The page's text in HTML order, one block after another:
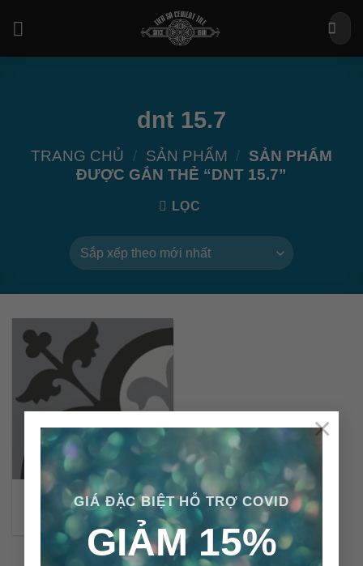
GIÁ ĐẶC BIỆT HỖ TRỢ COVID
GIẢM 15%
×
Tìm
kiếm:
dnt 15.7
TRANG CHỦ / SẢN PHẨM / SẢN PHẨM
ĐƯỢC GẮN THẺ “DNT 15.7”
LỌC
Gạch bông cổ điển CTS
15.7